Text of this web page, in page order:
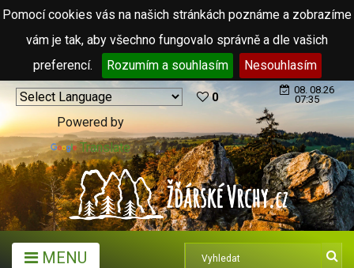
Pomocí cookies vás na našich stránkách poznáme a zobrazíme
vám je tak, aby všechno fungovalo správně a dle vašich
preferencí.
Rozumím a souhlasím Nesouhlasím
Powered by
Translate
0
08. 08.26
07:35
MENU